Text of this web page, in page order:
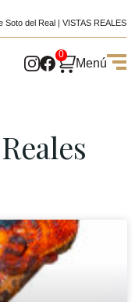
Soto del Real | VISTAS REALES
0
Menú